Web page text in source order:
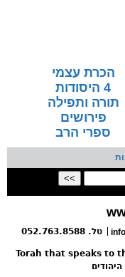
הכרת עצמי
4 היסודות
תורה ותפילה
פירושים
ספרי הרב
טל. 052.763.8588
Torah that speaks to